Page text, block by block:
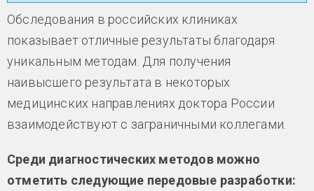
Обследования в российских клиниках
показывает отличные результаты благодаря
уникальным методам. Для получения
наивысшего результата в некоторых
медицинских направлениях доктора России
взаимодействуют с заграничными коллегами.
Среди диагностических методов можно
отметить следующие передовые разработки: